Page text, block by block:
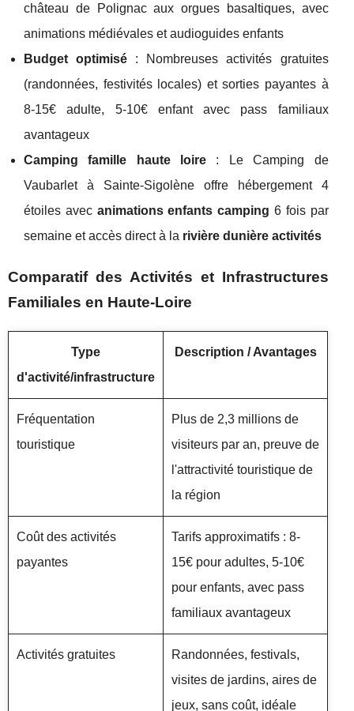
château de Polignac aux orgues basaltiques, avec
animations médiévales et audioguides enfants
Budget optimisé : Nombreuses activités gratuites
(randonnées, festivités locales) et sorties payantes à
8-15€ adulte, 5-10€ enfant avec pass familiaux
avantageux
Camping famille haute loire : Le Camping de
Vaubarlet à Sainte-Sigolène offre hébergement 4
étoiles avec animations enfants camping 6 fois par
semaine et accès direct à la rivière dunière activités
Comparatif des Activités et Infrastructures
Familiales en Haute-Loire
Type
d'activité/infrastructure
Description / Avantages
Fréquentation
touristique
Plus de 2,3 millions de
visiteurs par an, preuve de
l'attractivité touristique de
la région
Coût des activités
payantes
Tarifs approximatifs : 8-
15€ pour adultes, 5-10€
pour enfants, avec pass
familiaux avantageux
Activités gratuites
Randonnées, festivals,
visites de jardins, aires de
jeux, sans coût, idéale